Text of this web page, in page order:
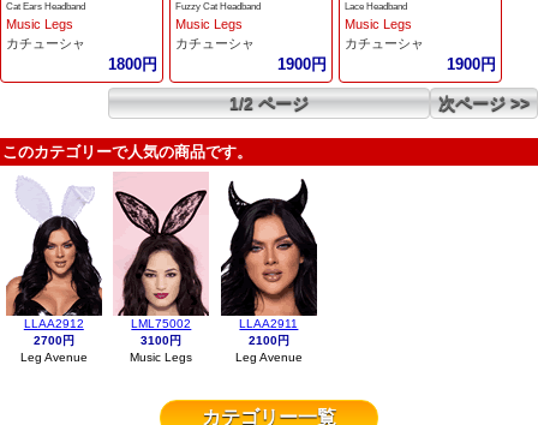
Cat Ears Headband
Music Legs
カチューシャ
1800円
Fuzzy Cat Headband
Music Legs
カチューシャ
1900円
Lace Headband
Music Legs
カチューシャ
1900円
1/2 ページ 次ページ >>
このカテゴリーで人気の商品です。
LLAA2912
2700円
Leg Avenue
LML75002
3100円
Music Legs
LLAA2911
2100円
Leg Avenue
カテゴリー一覧